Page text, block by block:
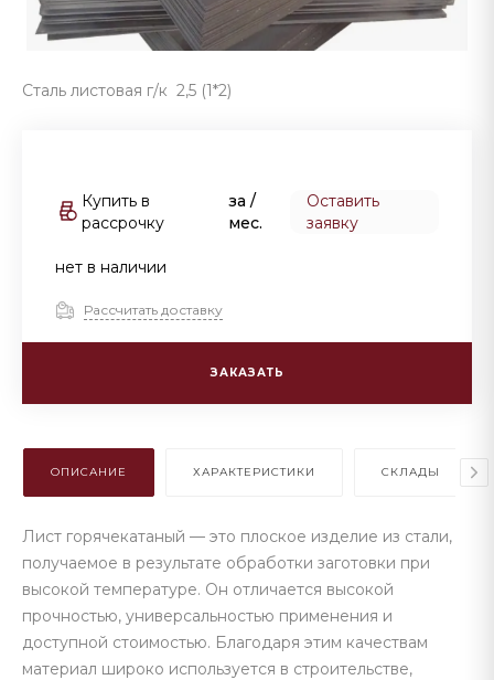
Сталь листовая г/к 2,5 (1*2)
Купить в
рассрочку
за/
мес.
Оставить
заявку
нет в наличии
Рассчитать доставку
ЗАКАЗАТЬ
ОПИСАНИЕ ХАРАКТЕРИСТИКИ СКЛАДЫ
Лист горячекатаный — это плоское изделие из стали,
получаемое в результате обработки заготовки при
высокой температуре. Он отличается высокой
прочностью, универсальностью применения и
доступной стоимостью. Благодаря этим качествам
материал широко используется в строительстве,